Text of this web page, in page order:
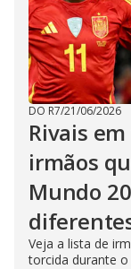
DO R7/21/06/2026
Rivais
irmãos
Mundo
Veja a lista de
torcida durante o